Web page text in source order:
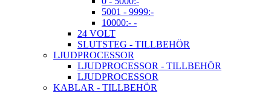
5001 - 9999:-
10000:- -
24 VOLT
SLUTSTEG - TILLBEHÖR
LJUDPROCESSOR
LJUDPROCESSOR - TILLBEHÖR
LJUDPROCESSOR
KABLAR - TILLBEHÖR